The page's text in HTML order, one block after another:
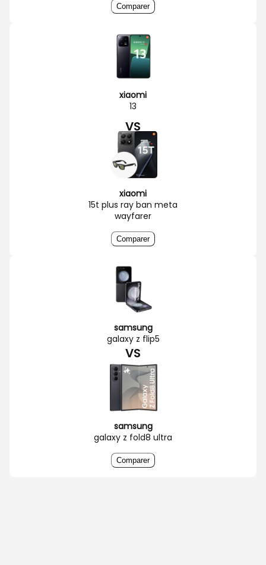
Comparer
xiaomi
13
VS
xiaomi
15t plus ray ban meta
wayfarer
Comparer
samsung
galaxy z flip5
VS
samsung
galaxy z fold8 ultra
Comparer